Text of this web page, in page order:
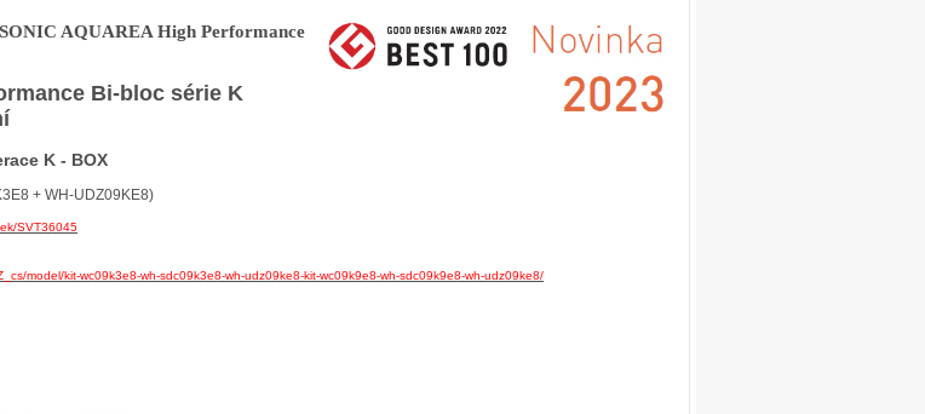
AQUAREA High Performance
Bi-bloc série K
K - BOX
+ WH-UDZ09KE8)
SVT36045
model/kit-wc09k3e8-wh-sdc09k3e8-wh-udz09ke8-kit-wc09k9e8-wh-sdc09k9e8-wh-udz09ke8/